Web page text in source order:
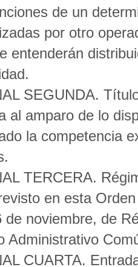
de un
por otro
entenderán
SEGUNDA.
al amparo de lo
la competencia
TERCERA.
en esta
de noviembre, de
Administrativo
CUARTA.